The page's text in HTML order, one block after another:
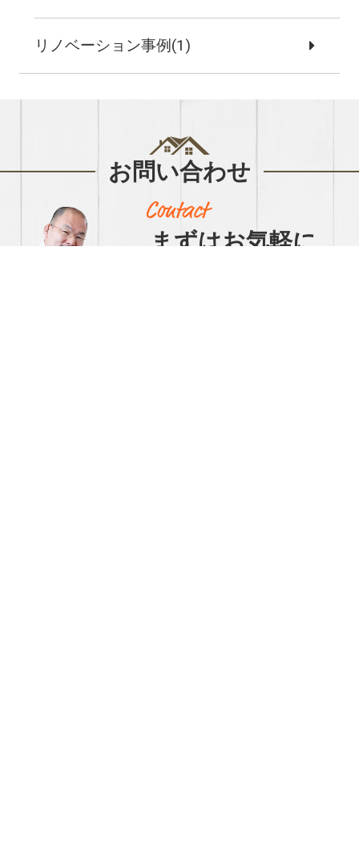
リノベーション事例(1)
お問い合わせ
まずはお気軽に